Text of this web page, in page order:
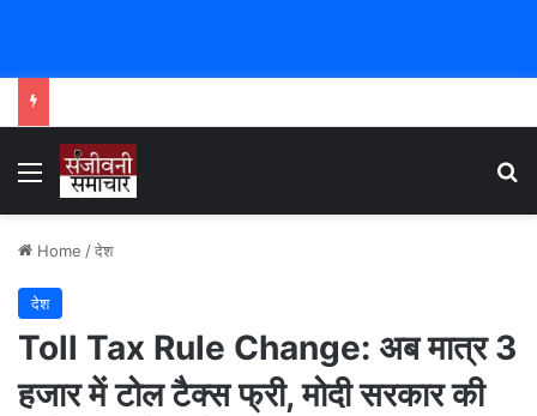
Menu
Home /देश
देश
Toll Tax Rule Change: अब मात्र 3
हजार में टोल टैक्स फ्री, मोदी सरकार की